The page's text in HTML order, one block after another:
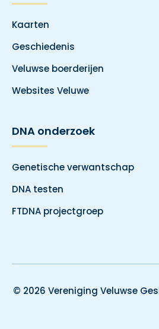
Kaarten
Geschiedenis
Veluwse boerderijen
Websites Veluwe
DNA onderzoek
Genetische verwantschap
DNA testen
FTDNA projectgroep
© 2026 Vereniging Veluwse